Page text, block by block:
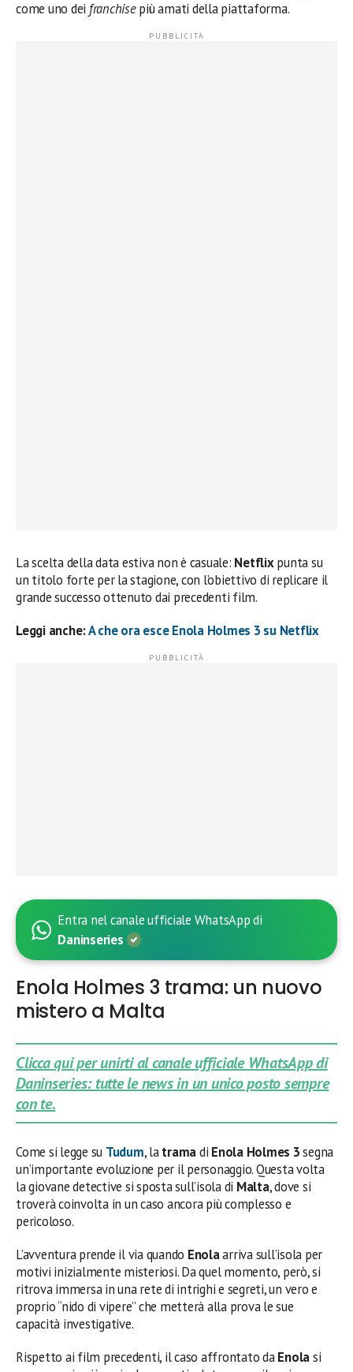
come uno dei franchisepiù amati della piattaforma.
La scelta della data estiva non è casuale: Netflixpunta su
un titolo forte per la stagione, con l’obiettivo di replicare il
grande successo ottenuto dai precedenti film.
Leggi anche:A che ora esce Enola Holmes 3 su Netflix
Entra nel canale ufficiale WhatsApp di
Daninseries
Enola Holmes 3 trama: un nuovo
mistero a Malta
Clicca qui per unirti al canale ufficiale WhatsApp di
Daninseries: tutte le news in un unico posto sempre
con te.
Come si legge su Tudum, latramadi Enola Holmes 3segna
un’importante evoluzione per il personaggio. Questa volta
la giovane detective si sposta sull’isola di Malta, dove si
troverà coinvolta in un caso ancora più complesso e
pericoloso.
L’avventura prende il via quando Enolaarriva sull’isola per
motivi inizialmente misteriosi. Da quel momento, però, si
ritrova immersa in una rete di intrighi e segreti, un vero e
proprio “nido di vipere” che metterà alla prova le sue
capacità investigative.
Rispetto ai film precedenti, il caso affrontato daEnolasi